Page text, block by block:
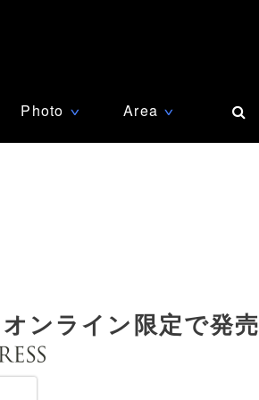
Photo ∨ Area ∨
ンライン限定で発売